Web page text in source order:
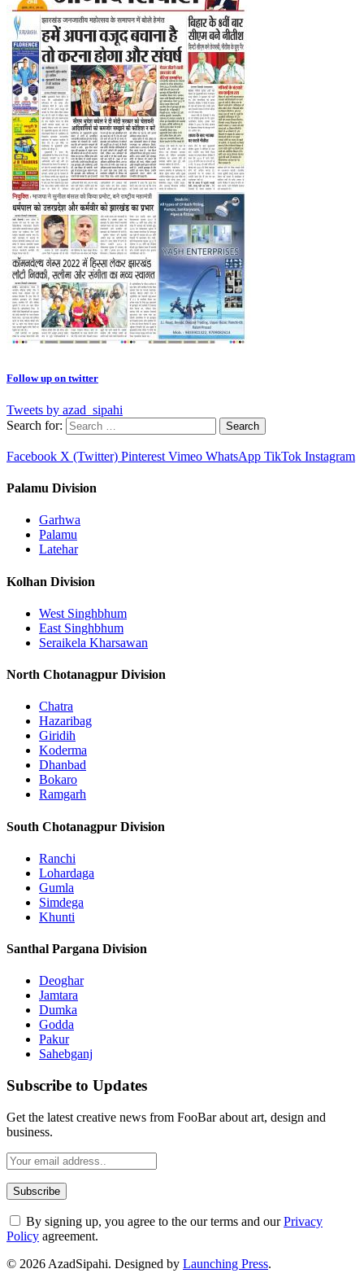
Follow up on twitter
Tweets by azad_sipahi
Search for:
Facebook X (Twitter) Pinterest Vimeo WhatsApp TikTok Instagram
Palamu Division
Garhwa
Palamu
Latehar
Kolhan Division
West Singhbhum
East Singhbhum
Seraikela Kharsawan
North Chotanagpur Division
Chatra
Hazaribag
Giridih
Koderma
Dhanbad
Bokaro
Ramgarh
South Chotanagpur Division
Ranchi
Lohardaga
Gumla
Simdega
Khunti
Santhal Pargana Division
Deoghar
Jamtara
Dumka
Godda
Pakur
Sahebganj
Subscribe to Updates
Get the latest creative news from FooBar about art, design and
business.
By signing up, you agree to the our terms and ourPrivacy
Policy agreement.
© 2026 AzadSipahi. Designed by Launching Press.